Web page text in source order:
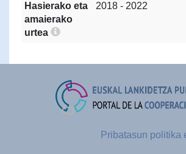
Hasierako eta
amaierako
urtea
2018 - 2022
Pribatasun politika